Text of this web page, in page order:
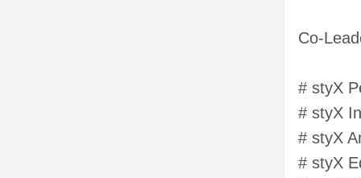
Co-
# styX
# styX
# styX
# styX